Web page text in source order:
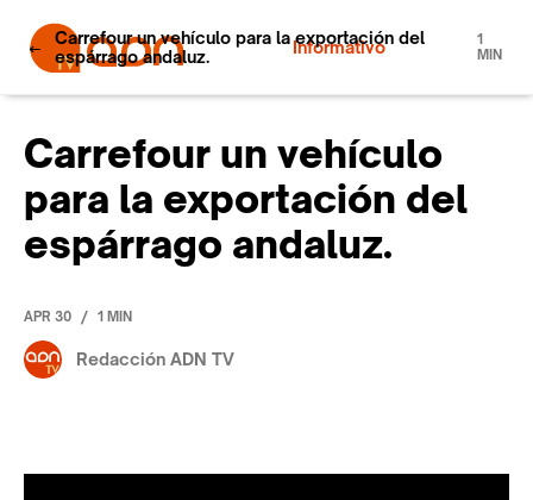
Informativo
Carrefour un vehículo para la exportación del
espárrago andaluz.
1
MIN
Carrefour un vehículo
para la exportación del
espárrago andaluz.
APR 30 / 1 MIN
Redacción ADN TV